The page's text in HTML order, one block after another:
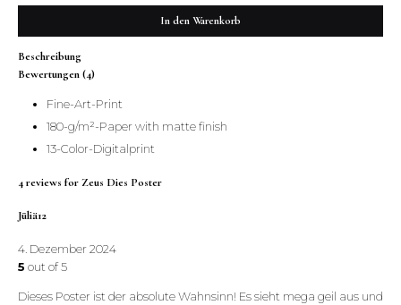
In den Warenkorb
Beschreibung
Bewertungen (4)
Fine-Art-Print
180-g/m²-Paper with matte finish
13-Color-Digitalprint
4 reviews forZeus Dies Poster
Jüliä12
4. Dezember 2024
5 out of 5
Dieses Poster ist der absolute Wahnsinn! Es sieht mega geil aus und